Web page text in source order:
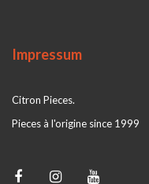
Impressum
Citron Pieces.
Pieces à l'origine since 1999